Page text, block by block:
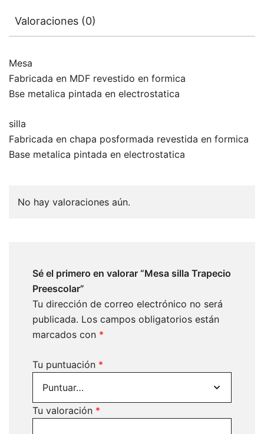
Valoraciones (0)
Mesa
Fabricada en MDF revestido en formica
Bse metalica pintada en electrostatica
silla
Fabricada en chapa posformada revestida en formica
Base metalica pintada en electrostatica
No hay valoraciones aún.
Sé el primero en valorar “Mesa silla Trapecio
Preescolar”
Tu dirección de correo electrónico no será
publicada. Los campos obligatorios están
marcados con *
Tu puntuación *
Tu valoración *